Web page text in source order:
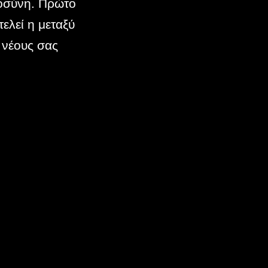
Πρώτο
η μεταξύ
σας